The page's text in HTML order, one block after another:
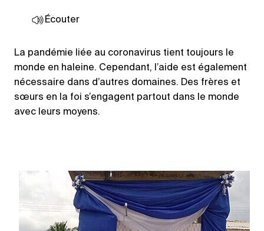
Écouter
La pandémie liée au coronavirus tient toujours le
monde en haleine. Cependant, l’aide est également
nécessaire dans d’autres domaines. Des frères et
sœurs en la foi s’engagent partout dans le monde
avec leurs moyens.